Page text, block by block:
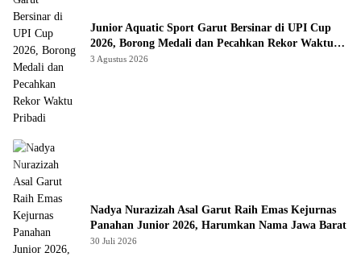
Junior Aquatic Sport Garut Bersinar di UPI Cup
2026, Borong Medali dan Pecahkan Rekor Waktu
Pribadi
3 Agustus 2026
Nadya Nurazizah Asal Garut Raih Emas Kejurnas
Panahan Junior 2026, Harumkan Nama Jawa Barat
30 Juli 2026